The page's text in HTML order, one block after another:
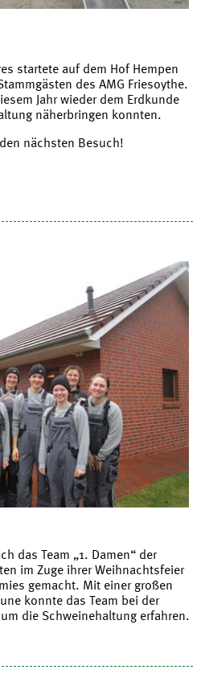
startete auf dem Hof Hempen
des AMG Friesoythe.
Jahr wieder dem Erdkunde
näherbringen konnten.
nächsten Besuch!
das Team „1. Damen“ der
im Zuge ihrer Weihnachtsfeier
gemacht. Mit einer großen
konnte das Team bei der
die Schweinehaltung erfahren.